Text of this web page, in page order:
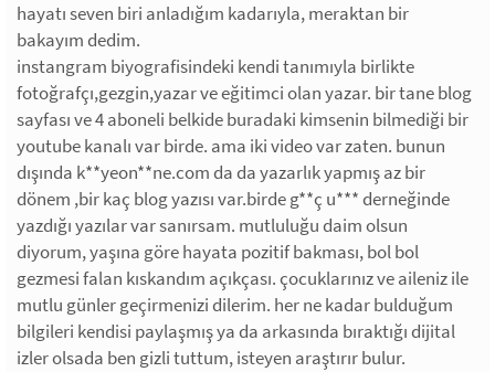
hayatı seven biri anladığım kadarıyla, meraktan bir
bakayım dedim.
instangram biyografisindeki kendi tanımıyla birlikte
fotoğrafçı,gezgin,yazar ve eğitimci olan yazar. bir tane blog
sayfası ve 4 aboneli belkide buradaki kimsenin bilmediği bir
youtube kanalı var birde. ama iki video var zaten. bunun
dışında k**yeon**ne.com da da yazarlık yapmış az bir
dönem ,bir kaç blog yazısı var.birde g**ç u*** derneğinde
yazdığı yazılar var sanırsam. mutluluğu daim olsun
diyorum, yaşına göre hayata pozitif bakması, bol bol
gezmesi falan kıskandım açıkçası. çocuklarınız ve aileniz ile
mutlu günler geçirmenizi dilerim. her ne kadar bulduğum
bilgileri kendisi paylaşmış ya da arkasında bıraktığı dijital
izler olsada ben gizli tuttum, isteyen araştırır bulur.